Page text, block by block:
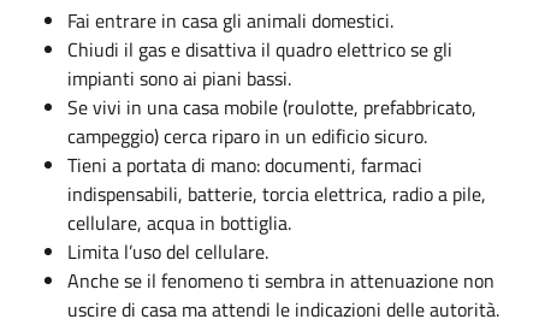
Fai entrare in casa gli animali domestici.
Chiudi il gas e disattiva il quadro elettrico se gli
impianti sono ai piani bassi.
Se vivi in una casa mobile (roulotte, prefabbricato,
campeggio) cerca riparo in un edificio sicuro.
Tieni a portata di mano: documenti, farmaci
indispensabili, batterie, torcia elettrica, radio a pile,
cellulare, acqua in bottiglia.
Limita l’uso del cellulare.
Anche se il fenomeno ti sembra in attenuazione non
uscire di casa ma attendi le indicazioni delle autorità.